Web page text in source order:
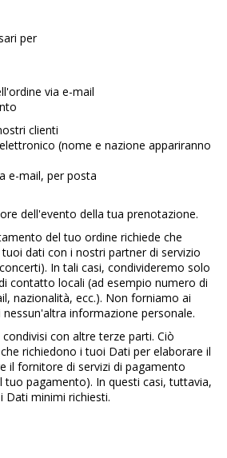
per
via e-mail
clienti
(nome e nazione appariranno
e-mail, per posta
dell'evento della tua prenotazione.
del tuo ordine richiede che
dati con i nostri partner di servizio
In tali casi, condivideremo solo
contatto locali (ad esempio numero di
nazionalità, ecc.). Non forniamo ai
informazione personale.
con altre terze parti. Ciò
richiedono i tuoi Dati per elaborare il
il fornitore di servizi di pagamento
tuo pagamento). In questi casi, tuttavia,
Dati minimi richiesti.